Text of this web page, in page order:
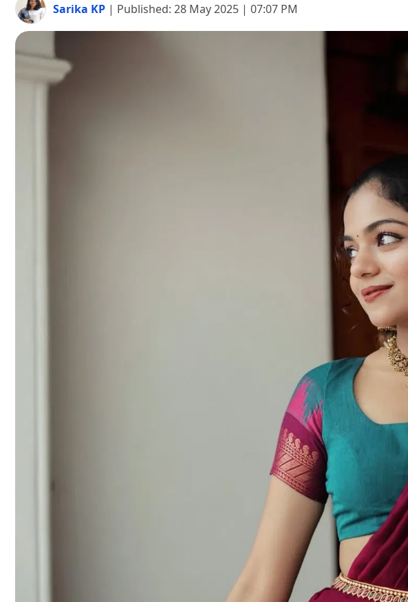
Sarika KP | Published: 28 May 2025 | 07:07 PM